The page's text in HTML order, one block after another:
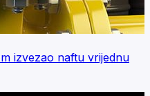
izvezao naftu vrijednu